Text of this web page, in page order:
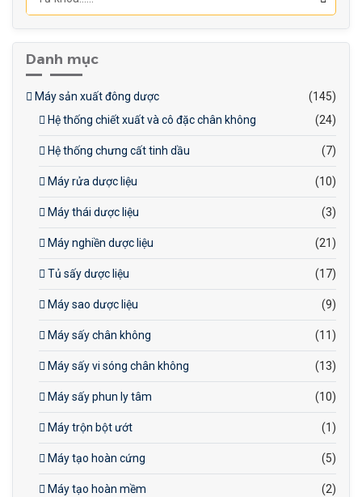
Danh mục
Máy sản xuất đông dược
(145)
Hệ thống chiết xuất và cô đặc chân không
(24)
Hệ thống chưng cất tinh dầu (7)
Máy rửa dược liệu (10)
Máy thái dược liệu (3)
Máy nghiền dược liệu (21)
Tủ sấy dược liệu (17)
Máy sao dược liệu (9)
Máy sấy chân không (11)
Máy sấy vi sóng chân không (13)
Máy sấy phun ly tâm (10)
Máy trộn bột ướt (1)
Máy tạo hoàn cứng (5)
Máy tạo hoàn mềm (2)